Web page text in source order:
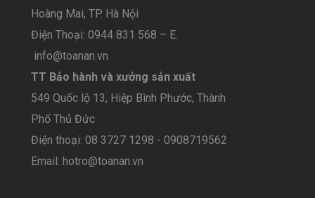
Hoàng Mai, TP. Hà Nội
Điện Thoại: 0944 831 568 – E.
info@toanan.vn
TT Bảo hành và xưởng sản xuất
549 Quốc lộ 13, Hiệp Bình Phước, Thành
Phố Thủ Đức
Điện thoại: 08 3727 1298 - 0908719562
Email: hotro@toanan.vn